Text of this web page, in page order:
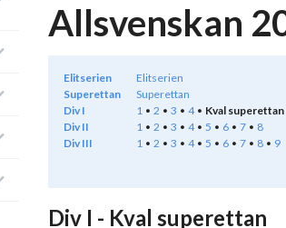
Allsvenskan
Elitserien
Elitserien
Superettan
Superettan
Div I
1 2 3 4
Kval superettan
Div II
1 2 3 4 5 6 7
8
Div III
1 2 3 4 5 6 7 8 9
Div I - Kval superettan